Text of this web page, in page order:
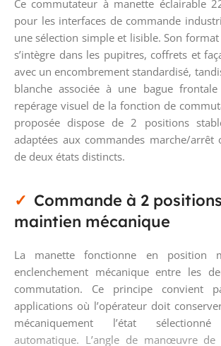
Ce commutateur à manette éclairable
pour les interfaces de commande
une sélection simple et lisible. Son
s’intègre dans les pupitres, coffrets et
avec un encombrement standardisé,
blanche associée à une bague
repérage visuel de la fonction de
proposée dispose de 2 positions
adaptées aux commandes marche/arrêt
de deux états distincts.
Commande à 2
maintien mécanique
La manette fonctionne en position
enclenchement mécanique entre les
commutation. Ce principe convient
applications où l’opérateur doit
mécaniquement l’état
automatique. L’angle de manœuvre